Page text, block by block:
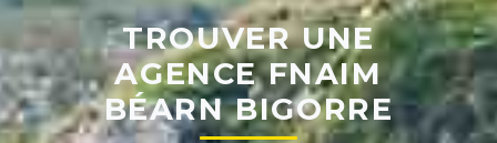
TROUVER UNE
AGENCE FNAIM
BÉARN BIGORRE